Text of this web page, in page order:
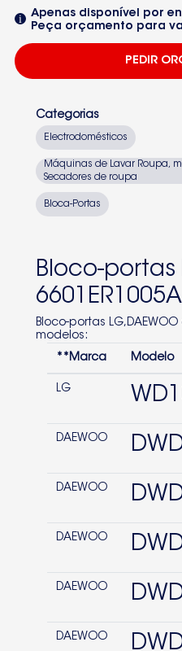
WD10801T
WD10480T
WD1090FB
WD80140T
WD-10600SD
DWDM1032
DWD-M1051
WD80160F
WD90150FB
WD10380TB
Seleccione um dos
Apenas disponível por
Peça orçamento para
PEDIR
Categorias
Electrodomésticos
Máquinas de Lavar Roupa,
Secadores de roupa
Bloca-Portas
Bloco-portas
6601ER1005A
Bloco-portas
modelos:
**Marca
Modelo
LG
DAEWOO
DAEWOO
DAEWOO
DAEWOO
DAEWOO